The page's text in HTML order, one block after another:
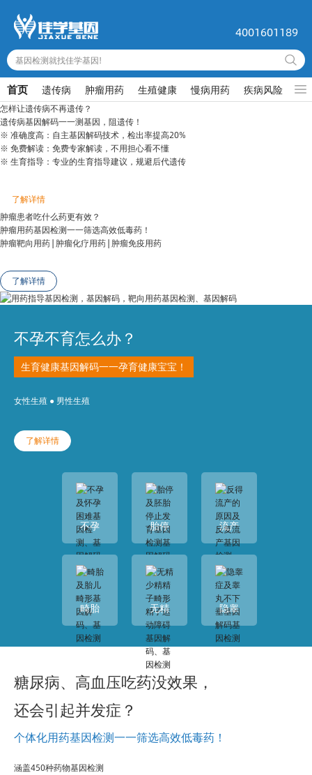
4001601189
基因检测就找佳学基因!
首页 遗传病 肿瘤用药 生殖健康 慢病用药 疾病风险 儿
怎样让遗传病不再遗传？
遗传病基因解码一一测基因，阻遗传！
※ 准确度高：自主基因解码技术，检出率提高20%
※ 免费解读：免费专家解读，不用担心看不懂
※ 生育指导：专业的生育指导建议，规避后代遗传
了解详情
肿瘤患者吃什么药更有效？
肿瘤用药基因检测一一筛选高效低毒药！
肿瘤靶向用药 | 肿瘤化疗用药 | 肿瘤免疫用药
了解详情
不孕不育怎么办？
生育健康基因解码一一孕育健康宝宝！
女性生殖 ● 男性生殖
了解详情
不孕 胎停 流产
畸胎 无精 隐睾
糖尿病、高血压吃药没效果，
还会引起并发症？
个体化用药基因检测一一筛选高效低毒药！
涵盖450种药物基因检测